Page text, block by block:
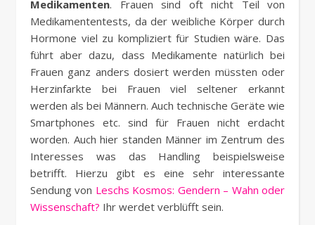
Medikamenten. Frauen sind oft nicht Teil von
Medikamententests, da der weibliche Körper durch
Hormone viel zu kompliziert für Studien wäre. Das
führt aber dazu, dass Medikamente natürlich bei
Frauen ganz anders dosiert werden müssten oder
Herzinfarkte bei Frauen viel seltener erkannt
werden als bei Männern. Auch technische Geräte wie
Smartphones etc. sind für Frauen nicht erdacht
worden. Auch hier standen Männer im Zentrum des
Interesses was das Handling beispielsweise
betrifft. Hierzu gibt es eine sehr interessante
Sendung von Leschs Kosmos: Gendern – Wahn oder
Wissenschaft? Ihr werdet verblüfft sein.